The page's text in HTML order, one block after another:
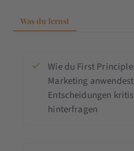
Was du lernst
Wie du First
Marketing
Entscheidungen
hinterfragen